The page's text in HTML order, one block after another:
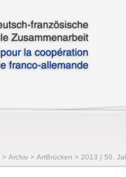
> Archiv > ArtBrücken > 2013 | 50.